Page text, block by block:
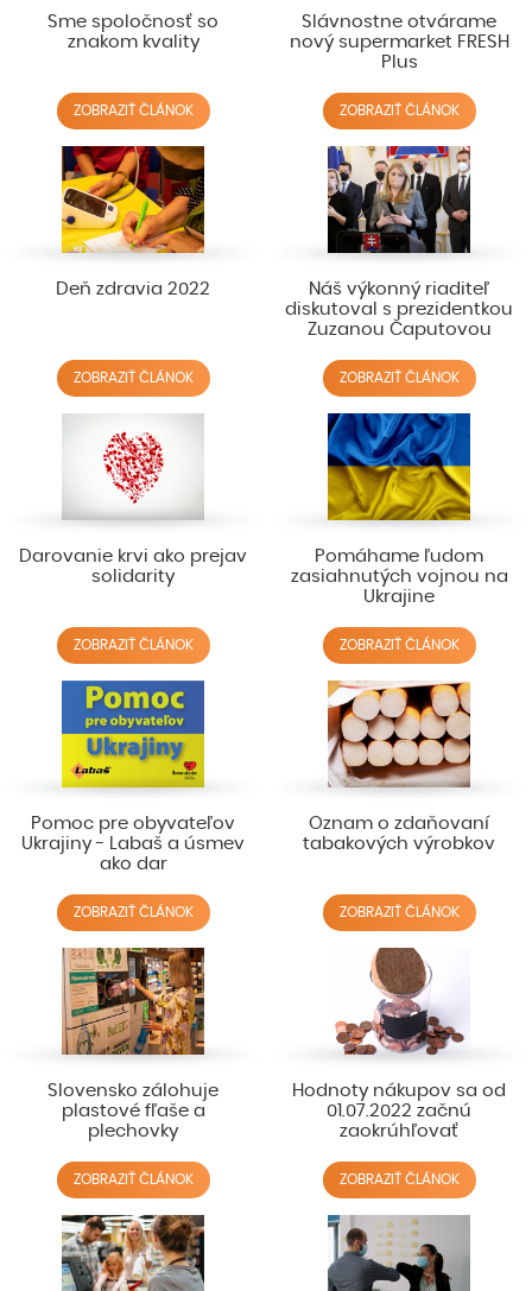
Sme spoločnosť so
znakom kvality
ZOBRAZIŤ ČLÁNOK
Slávnostne otvárame
nový supermarket FRESH
Plus
ZOBRAZIŤ ČLÁNOK
Deň zdravia 2022
ZOBRAZIŤ ČLÁNOK
Náš výkonný riaditeľ
diskutoval s prezidentkou
Zuzanou Čaputovou
ZOBRAZIŤ ČLÁNOK
Darovanie krvi ako prejav
solidarity
ZOBRAZIŤ ČLÁNOK
Pomáhame ľudom
zasiahnutých vojnou na
Ukrajine
ZOBRAZIŤ ČLÁNOK
Pomoc pre obyvateľov
Ukrajiny - Labaš a úsmev
ako dar
ZOBRAZIŤ ČLÁNOK
Oznam o zdaňovaní
tabakových výrobkov
ZOBRAZIŤ ČLÁNOK
Slovensko zálohuje
plastové fľaše a
plechovky
ZOBRAZIŤ ČLÁNOK
Hodnoty nákupov sa od
01.07.2022 začnú
zaokrúhľovať
ZOBRAZIŤ ČLÁNOK